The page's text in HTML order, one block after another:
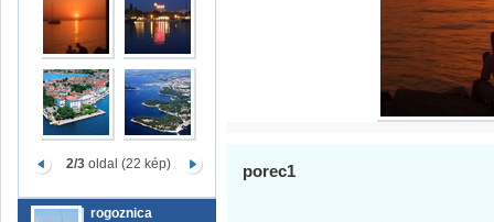
2/3oldal (22 kép)
rogoznica
porec1